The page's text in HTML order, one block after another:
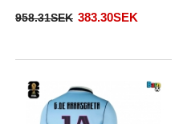
958.31SEK 383.30SEK